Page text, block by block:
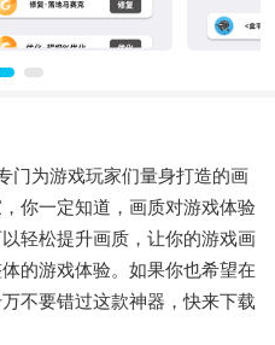
门为游戏玩家们量身打造的画
你一定知道，画质对游戏体验
轻松提升画质，让你的游戏画
的游戏体验。如果你也希望在
不要错过这款神器，快来下载